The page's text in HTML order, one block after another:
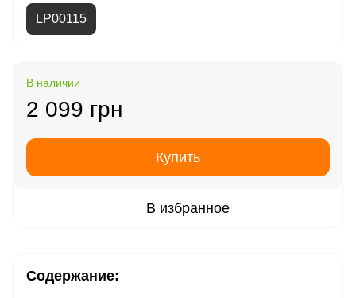
LP00115
В наличии
2 099 грн
Купить
В избранное
Содержание: